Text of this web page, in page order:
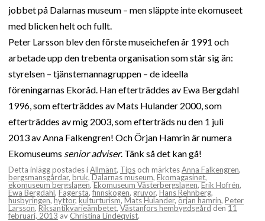
jobbet på Dalarnas museum – men släppte inte ekomuseet
med blicken helt och fullt.
Peter Larsson blev den förste museichefen år 1991 och
arbetade upp den trebenta organisation som står sig än:
styrelsen – tjänstemannagruppen – de ideella
föreningarnas Ekoråd. Han efterträddes av Ewa Bergdahl
1996, som efterträddes av Mats Hulander 2000, som
efterträddes av mig 2003, som efterträds nu den 1 juli
2013 av Anna Falkengren! Och Örjan Hamrin är numera
Ekomuseums senior adviser. Tänk så det kan gå!
Detta inlägg postades iAllmänt, Tips och märktesAnna Falkengren,
bergsmansgårdar, bruk, Dalarnas museum, Ekomagasinet,
ekomuseum bergslagen, Ekomuseum Västerbergslagen, Erik Hofrén,
Ewa Bergdahl, Fagersta, finnskogen, gruvor, Hans Rehnberg,
husbyringen, hyttor, kulturturism, Mats Hulander, örjan hamrin, Peter
Larsson, Riksantikvarieämbetet, Västanfors hembygdsgård den 11
februari, 2013 av Christina Lindeqvist.